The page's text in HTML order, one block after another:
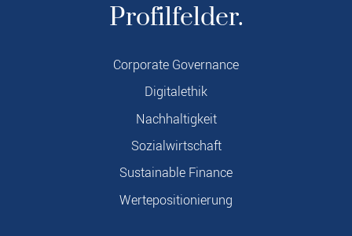
Profilfelder.
Corporate Governance
Digitalethik
Nachhaltigkeit
Sozialwirtschaft
Sustainable Finance
Wertepositionierung